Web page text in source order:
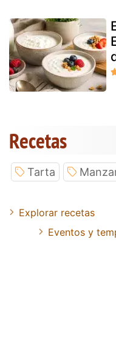
Recetas
Tarta
Explorar recetas
Eventos y